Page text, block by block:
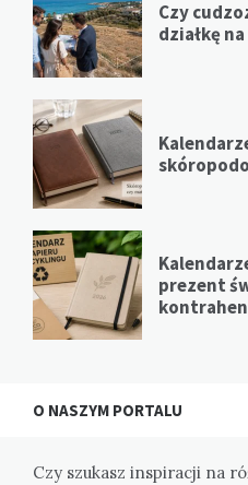
Czy
działkę
prezent
O NASZYM PORTALU
Czy szukasz inspiracji na